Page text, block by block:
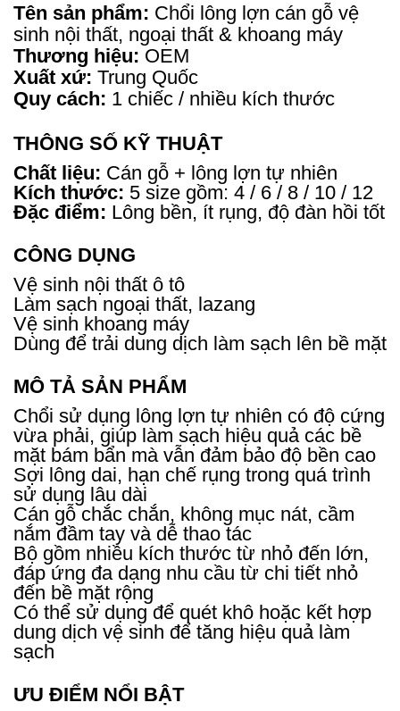
Tên sản phẩm: Chổi lông lợn cán gỗ vệ
sinh nội thất, ngoại thất & khoang máy
Thương hiệu: OEM
Xuất xứ: Trung Quốc
Quy cách: 1 chiếc / nhiều kích thước
THÔNG SỐ KỸ THUẬT
Chất liệu: Cán gỗ + lông lợn tự nhiên
Kích thước: 5 size gồm: 4 / 6 / 8 / 10 / 12
Đặc điểm: Lông bền, ít rụng, độ đàn hồi tốt
CÔNG DỤNG
Vệ sinh nội thất ô tô
Làm sạch ngoại thất, lazang
Vệ sinh khoang máy
Dùng để trải dung dịch làm sạch lên bề mặt
MÔ TẢ SẢN PHẨM
Chổi sử dụng lông lợn tự nhiên có độ cứng
vừa phải, giúp làm sạch hiệu quả các bề
mặt bám bẩn mà vẫn đảm bảo độ bền cao
Sợi lông dai, hạn chế rụng trong quá trình
sử dụng lâu dài
Cán gỗ chắc chắn, không mục nát, cầm
nắm đầm tay và dễ thao tác
Bộ gồm nhiều kích thước từ nhỏ đến lớn,
đáp ứng đa dạng nhu cầu từ chi tiết nhỏ
đến bề mặt rộng
Có thể sử dụng để quét khô hoặc kết hợp
dung dịch vệ sinh để tăng hiệu quả làm
sạch
ƯU ĐIỂM NỔI BẬT